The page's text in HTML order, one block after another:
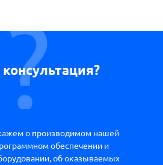
о производимом нашей
обеспечении и
об оказываемых